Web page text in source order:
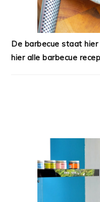
De barbecue staat
hier alle barbecue